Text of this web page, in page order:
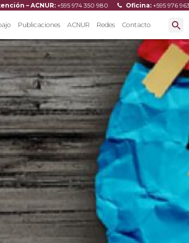
– ACNUR: +595 974 350 980 Oficina: +595 976
Publicaciones ACNUR Redes Contacto